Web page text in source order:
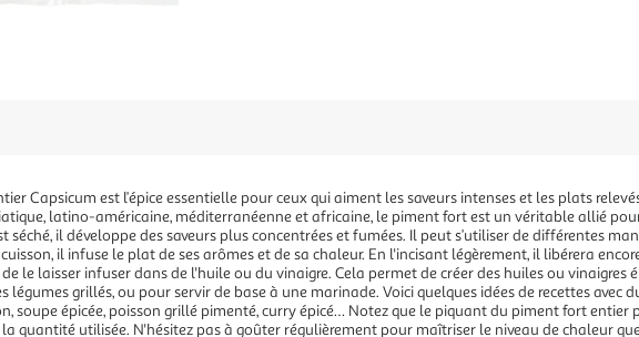
Capsicum est l’épice essentielle pour ceux qui aiment les saveurs intenses et les plats
latino-américaine, méditerranéenne et africaine, le piment fort est un véritable allié
séché, il développe des saveurs plus concentrées et fumées. Il peut s’utiliser de différentes
il infuse le plat de ses arômes et de sa chaleur. En l'incisant légèrement, il libérera
le laisser infuser dans de l'huile ou du vinaigre. Cela permet de créer des huiles ou vinaigres
légumes grillés, ou pour servir de base à une marinade. Voici quelques idées de recettes avec
soupe épicée, poisson grillé pimenté, curry épicé… Notez que le piquant du piment fort entier
quantité utilisée. N'hésitez pas à goûter régulièrement pour maîtriser le niveau de chaleur